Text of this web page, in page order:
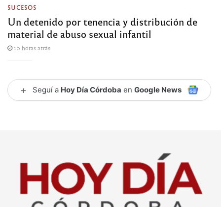
SUCESOS
Un detenido por tenencia y distribución de
material de abuso sexual infantil
10 horas atrás
+ Seguí a Hoy Día Córdoba en Google News